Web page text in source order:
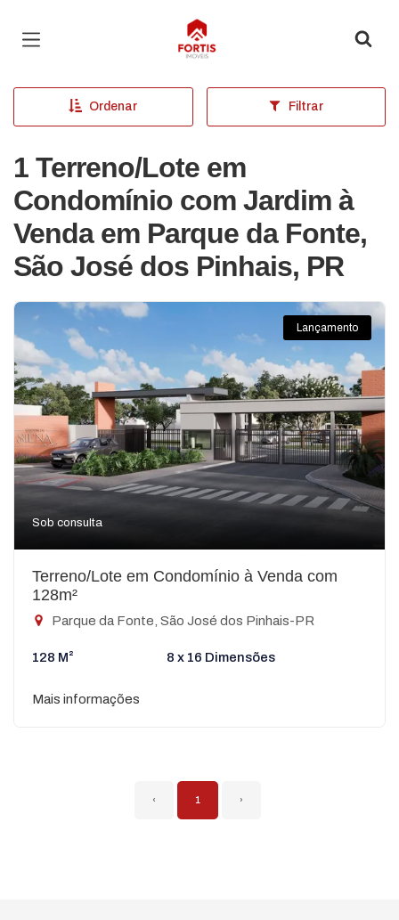
Página inicial
Ordenar Filtrar
1 Terreno/Lote em
Condomínio com Jardim à
Venda em Parque da Fonte,
São José dos Pinhais, PR
Lançamento
Sob consulta
Terreno/Lote em Condomínio à Venda com
128m²
Parque da Fonte, São José dos Pinhais-PR
128 M² 8 x 16 Dimensões
Mais informações
‹ 1 ›